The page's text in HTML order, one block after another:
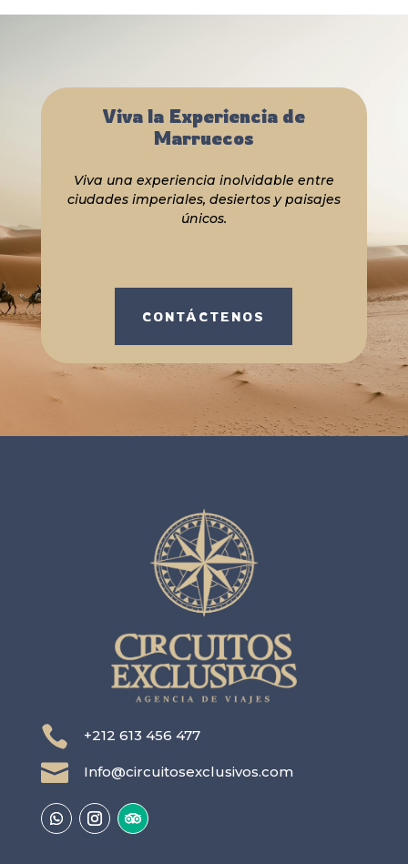
Viva la Experiencia de
Marruecos
Viva una experiencia inolvidable entre
ciudades imperiales, desiertos y paisajes
únicos.
CONTÁCTENOS
 +212 613 456 477
 Info@circuitosexclusivos.com